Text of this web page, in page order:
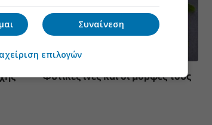
Φυτικές ίνες και οι μορφές τους
Συναίνεση
επιλογών